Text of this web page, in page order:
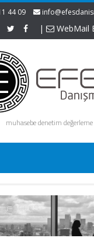
44 09
| WebMail
muhasebe denetim değerleme